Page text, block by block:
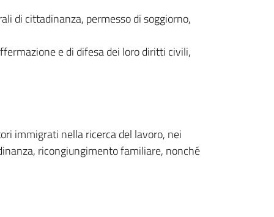
di cittadinanza, permesso di soggiorno,
e di difesa dei loro diritti civili,
immigrati nella ricerca del lavoro, nei
ricongiungimento familiare, nonché